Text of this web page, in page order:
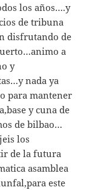
los años….y
de tribuna
disfrutando de
a
y
nada ya
para mantener
y cuna de
de bilbao…
los
de la futura
asamblea
este